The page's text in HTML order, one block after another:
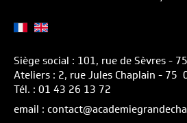
Siège social : 101, rue de Sèvres -
Ateliers : 2, rue Jules Chaplain - 75
Tél. : 01 43 26 13 72
email :